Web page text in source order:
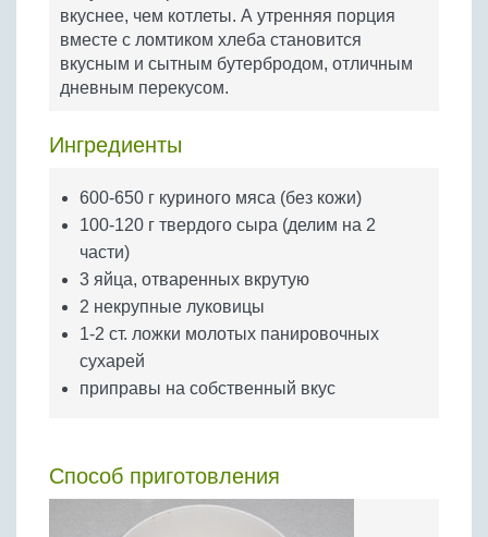
Бобовые
Яйца
Крупы
вкуснее, чем котлеты. А утренняя порция
вместе с ломтиком хлеба становится
вкусным и сытным бутербродом, отличным
дневным перекусом.
Ингредиенты
600-650 г куриного мяса (без кожи)
100-120 г твердого сыра (делим на 2
части)
3 яйца, отваренных вкрутую
2 некрупные луковицы
1-2 ст. ложки молотых панировочных
сухарей
приправы на собственный вкус
Способ приготовления